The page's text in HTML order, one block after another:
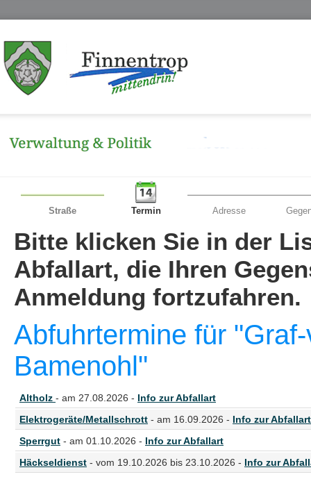
Straße Termin Adresse
Bitte klicken Sie in der
Abfallart, die Ihren
Anmeldung fortzufahren.
Abfuhrtermine für
Bamenohl"
Altholz - am 27.08.2026 - Info zur Abfallart
Elektrogeräte/Metallschrott - am 16.09.2026 - Info zur Abfallart
Sperrgut - am 01.10.2026 - Info zur Abfallart
Häckseldienst - vom 19.10.2026 bis 23.10.2026 - Info zur